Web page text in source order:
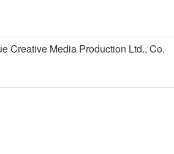
Creative Media Production Ltd., Co.